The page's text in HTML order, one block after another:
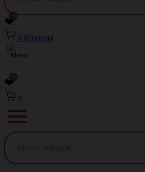
❤0
0 Корзина
❤0
0